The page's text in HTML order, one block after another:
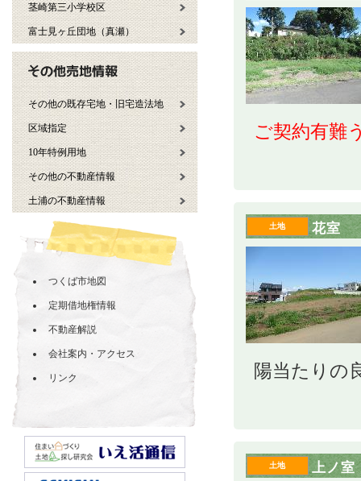
茎崎第三小学校区
富士見ヶ丘団地（真瀬）
その他の既存宅地・旧宅造法地
区域指定
10年特例用地
その他の不動産情報
土浦の不動産情報
つくば市地図
定期借地権情報
不動産解説
会社案内・アクセス
リンク
ご契約有難
土地 花室
陽当たりの
土地 上ノ室